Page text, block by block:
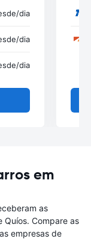
/dia
/dia
/dia
em
as
Quíos. Compare as
empresas de